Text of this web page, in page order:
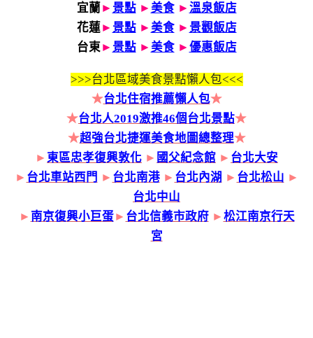
宜蘭 ► 景點 ► 美食► 溫泉飯店
花蓮► 景點 ► 美食► 景觀飯店
台東► 景點 ► 美食► 優惠飯店
>>>台北區域美食景點懶人包<<<
★台北住宿推薦懶人包★
★台北人2019激推46個台北景點★
★超強台北捷運美食地圖總整理★
► 東區忠孝復興敦化 ► 國父紀念館 ► 台北大安
► 台北車站西門 ► 台北南港 ► 台北內湖 ► 台北松山 ►
台北中山
► 南京復興小巨蛋► 台北信義市政府► 松江南京行天
宮